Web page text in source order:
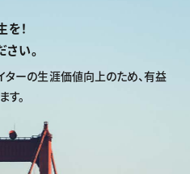
！
い。
ターの生涯価値向上のため、有益
。